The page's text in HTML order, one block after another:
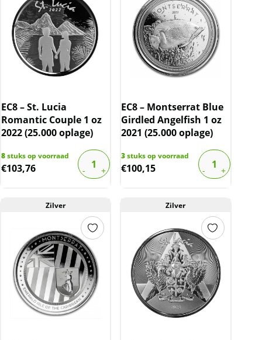
EC8 – St. Lucia
Romantic Couple 1 oz
2022 (25.000 oplage)
8stuks op voorraad
€103,76
EC8 – Montserrat Blue
Girdled Angelfish 1 oz
2021 (25.000 oplage)
3stuks op voorraad
€100,15
Zilver Zilver